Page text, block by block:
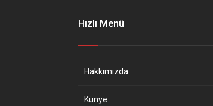
Hızlı Menü
Hakkımızda
Künye